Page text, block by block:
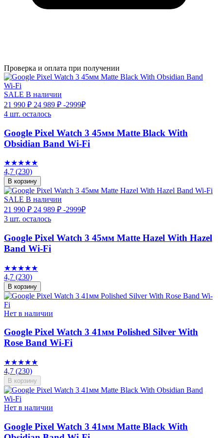
Проверка и оплата при получении
SALE В наличии
21 990 ₽ 24 989 ₽ -2999₽
4 шт. осталось
Google Pixel Watch 3 45мм Matte Black With
Obsidian Band Wi-Fi
★★★★★
4,7 (230)
В корзину
SALE В наличии
21 990 ₽ 24 989 ₽ -2999₽
3 шт. осталось
Google Pixel Watch 3 45мм Matte Hazel With Hazel
Band Wi-Fi
★★★★★
4,7 (230)
В корзину
Нет в наличии
Google Pixel Watch 3 41мм Polished Silver With
Rose Band Wi-Fi
★★★★★
4,7 (230)
В корзину
Нет в наличии
Google Pixel Watch 3 41мм Matte Black With